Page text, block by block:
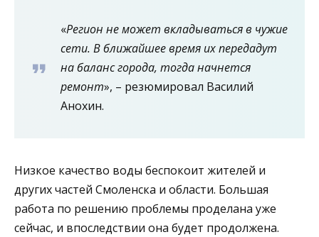
«Регион не может вкладываться в чужие
сети. В ближайшее время их передадут
на баланс города, тогда начнется
ремонт», – резюмировал Василий
Анохин.
Низкое качество воды беспокоит жителей и
других частей Смоленска и области. Большая
работа по решению проблемы проделана уже
сейчас, и впоследствии она будет продолжена.